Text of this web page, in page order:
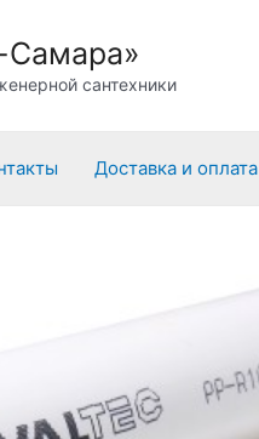
Самара»
сантехники
Доставка и оплата